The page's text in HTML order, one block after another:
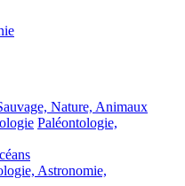
Nature, Animaux
Paléontologie,
Astronomie,